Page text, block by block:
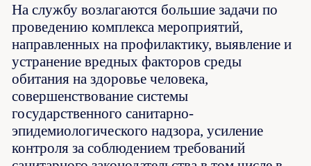
На службу возлагаются большие задачи по
проведению комплекса мероприятий,
направленных на профилактику, выявление и
устранение вредных факторов среды
обитания на здоровье человека,
совершенствование системы
государственного санитарно-
эпидемиологического надзора, усиление
контроля за соблюдением требований